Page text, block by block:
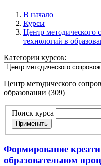
В начало
Курсы
Центр методического
технологий в
Категории курсов:
Центр методического
образовании (309)
Поиск курса
Применить
Формирование
образовательном